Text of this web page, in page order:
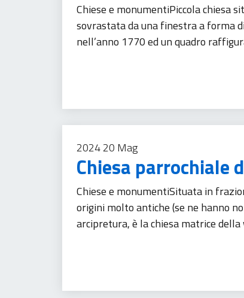
Chiese e monumentiPiccola chiesa
sovrastata da una finestra a forma
nell’anno 1770 ed un quadro
202420 Mag
Chiesa parrochiale
Chiese e monumentiSituata in
origini molto antiche (se ne hanno
arcipretura, è la chiesa matrice